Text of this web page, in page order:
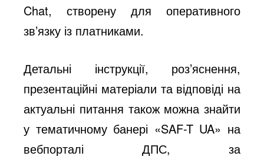
Chat, створену для оперативного
зв’язку із платниками.
Детальні інструкції, роз’яснення,
презентаційні матеріали та відповіді на
актуальні питання також можна знайти
у тематичному банері «SAF-T UA» на
вебпорталі ДПС, за